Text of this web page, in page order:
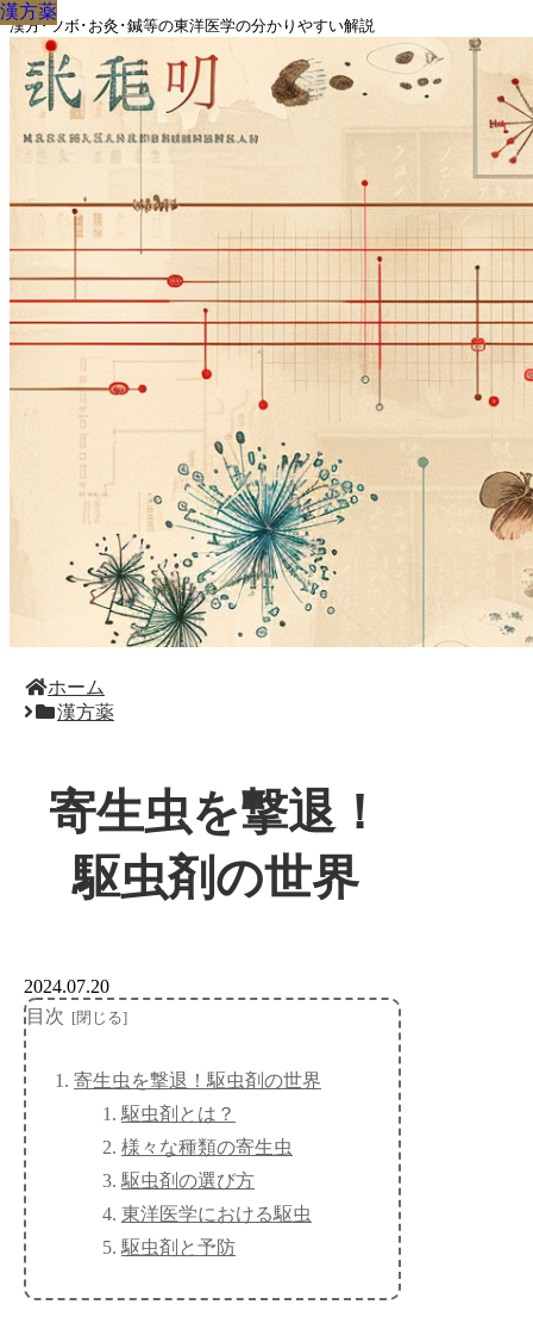
漢方･ツボ･お灸･鍼等の東洋医学の分かりやすい解説
ホーム
漢方薬
寄生虫を撃退！
駆虫剤の世界
漢方薬
2024.07.20
目次
寄生虫を撃退！駆虫剤の世界
駆虫剤とは？
様々な種類の寄生虫
駆虫剤の選び方
東洋医学における駆虫
駆虫剤と予防
漢方薬
漢方薬
漢方薬
漢方薬
漢方薬
漢方薬
漢方薬
漢方薬